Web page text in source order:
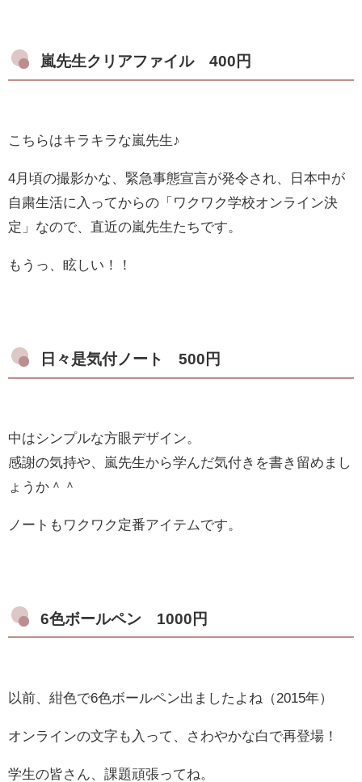
嵐先生クリアファイル 400円
こちらはキラキラな嵐先生♪
4月頃の撮影かな、緊急事態宣言が発令され、日本中が
自粛生活に入ってからの「ワクワク学校オンライン決
定」なので、直近の嵐先生たちです。
もうっ、眩しい！！
日々是気付ノート 500円
中はシンプルな方眼デザイン。
感謝の気持や、嵐先生から学んだ気付きを書き留めまし
ょうか＾＾
ノートもワクワク定番アイテムです。
6色ボールペン 1000円
以前、紺色で6色ボールペン出ましたよね（2015年）
オンラインの文字も入って、さわやかな白で再登場！
学生の皆さん、課題頑張ってね。